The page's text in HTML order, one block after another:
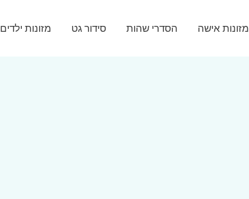
מזונות אישה הסדרי שהות סידור גט מזונות ילדים